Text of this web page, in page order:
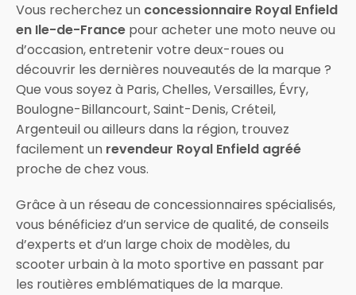
Vous recherchez un concessionnaire Royal Enfield
en Ile-de-France pour acheter une moto neuve ou
d’occasion, entretenir votre deux-roues ou
découvrir les dernières nouveautés de la marque ?
Que vous soyez à Paris, Chelles, Versailles, Évry,
Boulogne-Billancourt, Saint-Denis, Créteil,
Argenteuil ou ailleurs dans la région, trouvez
facilement un revendeur Royal Enfield agréé
proche de chez vous.
Grâce à un réseau de concessionnaires spécialisés,
vous bénéficiez d’un service de qualité, de conseils
d’experts et d’un large choix de modèles, du
scooter urbain à la moto sportive en passant par
les routières emblématiques de la marque.